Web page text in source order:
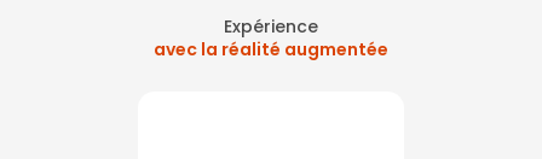
Expérience
avec la réalité augmentée